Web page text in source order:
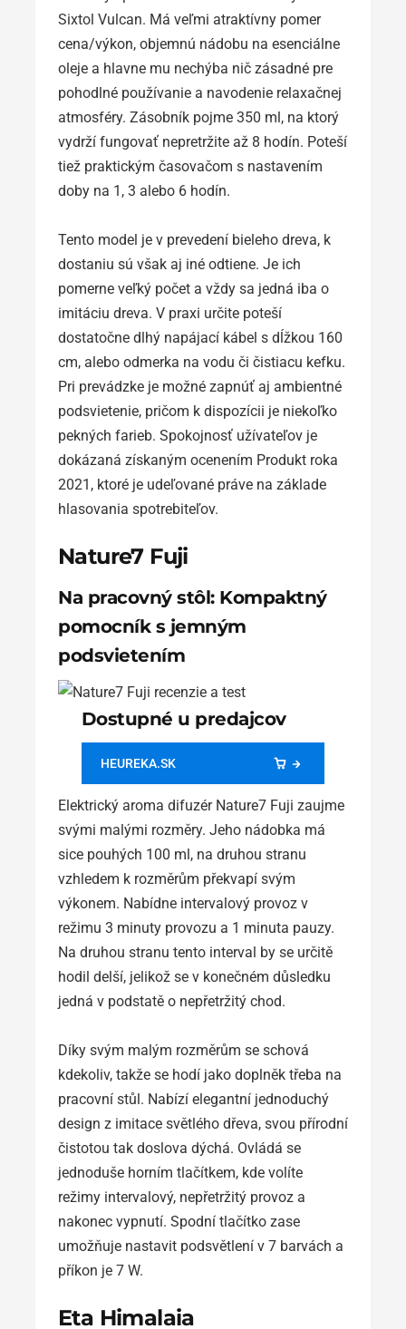
Sixtol Vulcan. Má veľmi atraktívny pomer
cena/výkon, objemnú nádobu na esenciálne
oleje a hlavne mu nechýba nič zásadné pre
pohodlné používanie a navodenie relaxačnej
atmosféry. Zásobník pojme 350 ml, na ktorý
vydrží fungovať nepretržite až 8 hodín. Poteší
tiež praktickým časovačom s nastavením
doby na 1, 3 alebo 6 hodín.
Tento model je v prevedení bieleho dreva, k
dostaniu sú však aj iné odtiene. Je ich
pomerne veľký počet a vždy sa jedná iba o
imitáciu dreva. V praxi určite poteší
dostatočne dlhý napájací kábel s dĺžkou 160
cm, alebo odmerka na vodu či čistiacu kefku.
Pri prevádzke je možné zapnúť aj ambientné
podsvietenie, pričom k dispozícii je niekoľko
pekných farieb. Spokojnosť užívateľov je
dokázaná získaným ocenením Produkt roka
2021, ktoré je udeľované práve na základe
hlasovania spotrebiteľov.
Nature7 Fuji
Na pracovný stôl: Kompaktný
pomocník s jemným
podsvietením
Dostupné u predajcov
HEUREKA.SK
Elektrický aroma difuzér Nature7 Fuji zaujme
svými malými rozměry. Jeho nádobka má
sice pouhých 100 ml, na druhou stranu
vzhledem k rozměrům překvapí svým
výkonem. Nabídne intervalový provoz v
režimu 3 minuty provozu a 1 minuta pauzy.
Na druhou stranu tento interval by se určitě
hodil delší, jelikož se v konečném důsledku
jedná v podstatě o nepřetržitý chod.
Díky svým malým rozměrům se schová
kdekoliv, takže se hodí jako doplněk třeba na
pracovní stůl. Nabízí elegantní jednoduchý
design z imitace světlého dřeva, svou přírodní
čistotou tak doslova dýchá. Ovládá se
jednoduše horním tlačítkem, kde volíte
režimy intervalový, nepřetržitý provoz a
nakonec vypnutí. Spodní tlačítko zase
umožňuje nastavit podsvětlení v 7 barvách a
příkon je 7 W.
Eta Himalaia